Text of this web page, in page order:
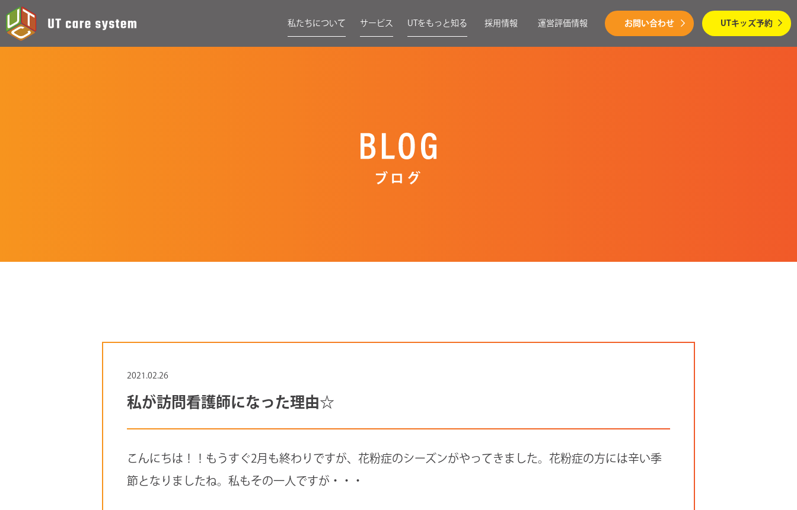
私たちについて サービス UTをもっと知る 採用情報 運営評価情報 お問い合わせ UTキッズ予約
ブログ
2021.02.26
私が訪問看護師になった理由☆
こんにちは！！もうすぐ2月も終わりですが、花粉症のシーズンがやってきました。花粉症の方には辛い季
節となりましたね。私もその一人ですが・・・